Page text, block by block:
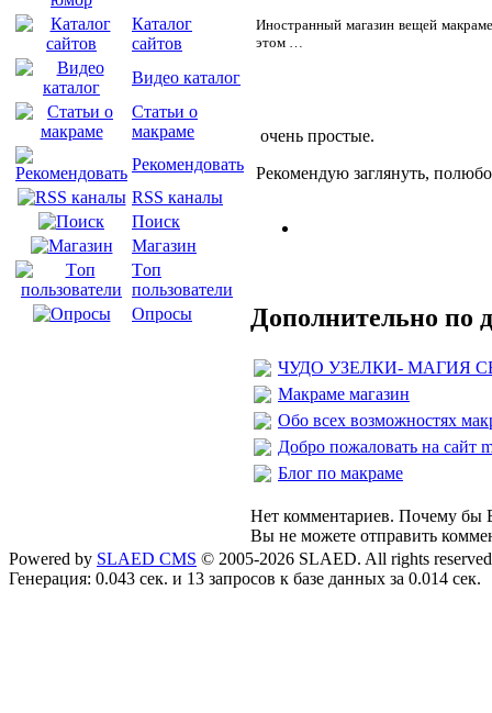
Каталог
сайтов
Видео каталог
Статьи о
макраме
Рекомендовать
RSS каналы
Поиск
Магазин
Tоп
пользователи
Опросы
Иностранный магазин вещей
этом …
очень простые.
Рекомендую заглянуть,
Дополнительно по
ЧУДО УЗЕЛКИ- МАГИЯ
Макраме магазин
Обо всех возможностях
Добро пожаловать на сайт
Блог по макраме
Нет комментариев. Почему бы
Вы не можете отправить
Powered by SLAED CMS © 2005-2026 SLAED. All rights
Генерация: 0.043 сек. и 13 запросов к базе данных за 0.014 сек.